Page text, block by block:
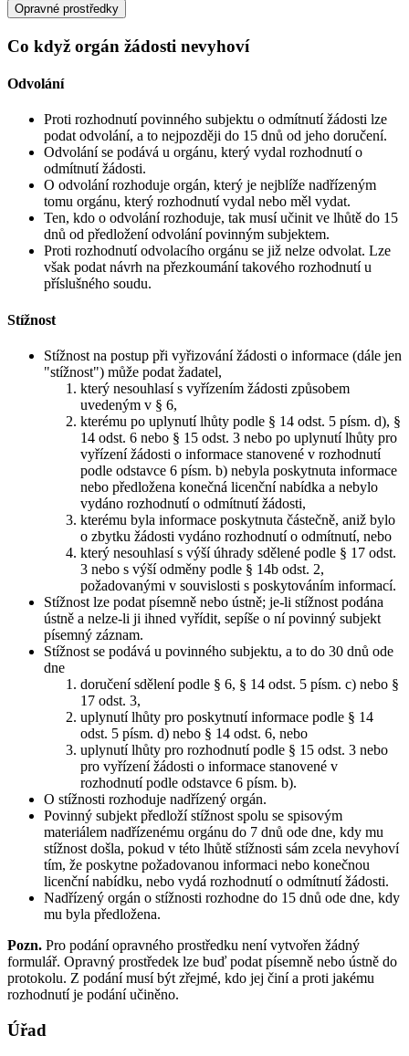
Opravné prostředky
Co když orgán žádosti nevyhoví
Odvolání
Proti rozhodnutí povinného subjektu o odmítnutí žádosti lze
podat odvolání, a to nejpozději do 15 dnů od jeho doručení.
Odvolání se podává u orgánu, který vydal rozhodnutí o
odmítnutí žádosti.
O odvolání rozhoduje orgán, který je nejblíže nadřízeným
tomu orgánu, který rozhodnutí vydal nebo měl vydat.
Ten, kdo o odvolání rozhoduje, tak musí učinit ve lhůtě do 15
dnů od předložení odvolání povinným subjektem.
Proti rozhodnutí odvolacího orgánu se již nelze odvolat. Lze
však podat návrh na přezkoumání takového rozhodnutí u
příslušného soudu.
Stížnost
Stížnost na postup při vyřizování žádosti o informace (dále jen
"stížnost") může podat žadatel,
který nesouhlasí s vyřízením žádosti způsobem
uvedeným v § 6,
kterému po uplynutí lhůty podle § 14 odst. 5 písm. d), §
14 odst. 6 nebo § 15 odst. 3 nebo po uplynutí lhůty pro
vyřízení žádosti o informace stanovené v rozhodnutí
podle odstavce 6 písm. b) nebyla poskytnuta informace
nebo předložena konečná licenční nabídka a nebylo
vydáno rozhodnutí o odmítnutí žádosti,
kterému byla informace poskytnuta částečně, aniž bylo
o zbytku žádosti vydáno rozhodnutí o odmítnutí, nebo
který nesouhlasí s výší úhrady sdělené podle § 17 odst.
3 nebo s výší odměny podle § 14b odst. 2,
požadovanými v souvislosti s poskytováním informací.
Stížnost lze podat písemně nebo ústně; je-li stížnost podána
ústně a nelze-li ji ihned vyřídit, sepíše o ní povinný subjekt
písemný záznam.
Stížnost se podává u povinného subjektu, a to do 30 dnů ode
dne
doručení sdělení podle § 6, § 14 odst. 5 písm. c) nebo §
17 odst. 3,
uplynutí lhůty pro poskytnutí informace podle § 14
odst. 5 písm. d) nebo § 14 odst. 6, nebo
uplynutí lhůty pro rozhodnutí podle § 15 odst. 3 nebo
pro vyřízení žádosti o informace stanovené v
rozhodnutí podle odstavce 6 písm. b).
O stížnosti rozhoduje nadřízený orgán.
Povinný subjekt předloží stížnost spolu se spisovým
materiálem nadřízenému orgánu do 7 dnů ode dne, kdy mu
stížnost došla, pokud v této lhůtě stížnosti sám zcela nevyhoví
tím, že poskytne požadovanou informaci nebo konečnou
licenční nabídku, nebo vydá rozhodnutí o odmítnutí žádosti.
Nadřízený orgán o stížnosti rozhodne do 15 dnů ode dne, kdy
mu byla předložena.
Pozn. Pro podání opravného prostředku není vytvořen žádný
formulář. Opravný prostředek lze buď podat písemně nebo ústně do
protokolu. Z podání musí být zřejmé, kdo jej činí a proti jakému
rozhodnutí je podání učiněno.
Úřad